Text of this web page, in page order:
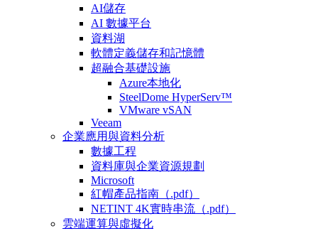
AI儲存
AI 數據平台
資料湖
軟體定義儲存和記憶體
超融合基礎設施
Azure本地化
SteelDome HyperServ™
VMware vSAN
Veeam
企業應用與資料分析
數據工程
資料庫與企業資源規劃
Microsoft
紅帽產品指南（.pdf）
NETINT 4K實時串流（.pdf）
雲端運算與虛擬化